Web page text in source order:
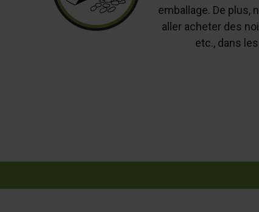
emballage. De plus,
aller acheter des
etc., dans